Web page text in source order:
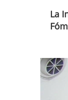
La